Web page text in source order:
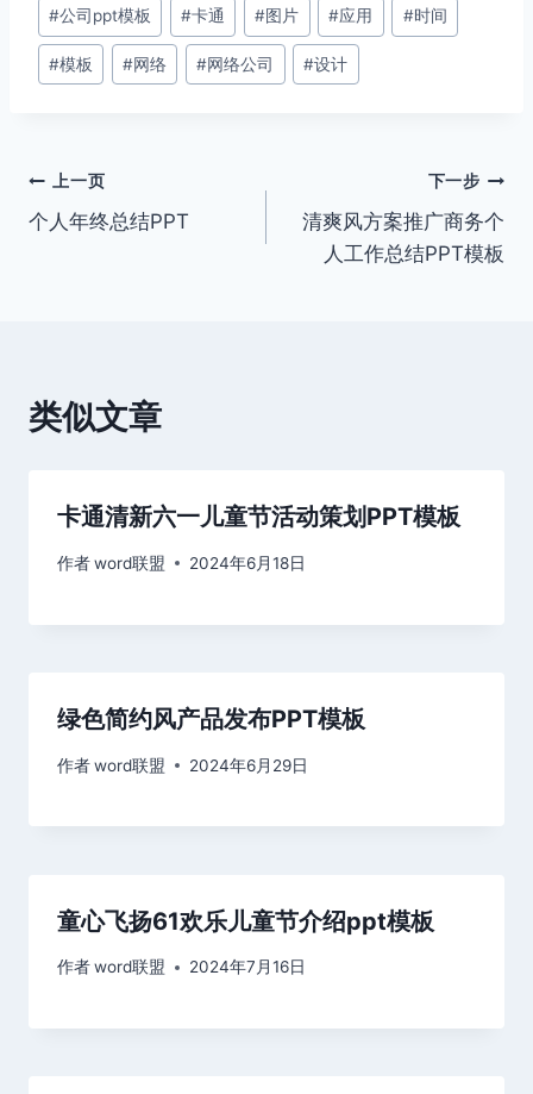
标
签：
#公司ppt模板 #卡通 #图片 #应用 #时间
#模板 #网络 #网络公司 #设计
文
章
上一页
个人年终总结PPT
下一步
清爽风方案推广商务个
人工作总结PPT模板
类似文章
卡通清新六一儿童节活动策划PPT模板
作者word联盟 2024年6月18日
绿色简约风产品发布PPT模板
作者word联盟 2024年6月29日
童心飞扬61欢乐儿童节介绍ppt模板
作者word联盟 2024年7月16日